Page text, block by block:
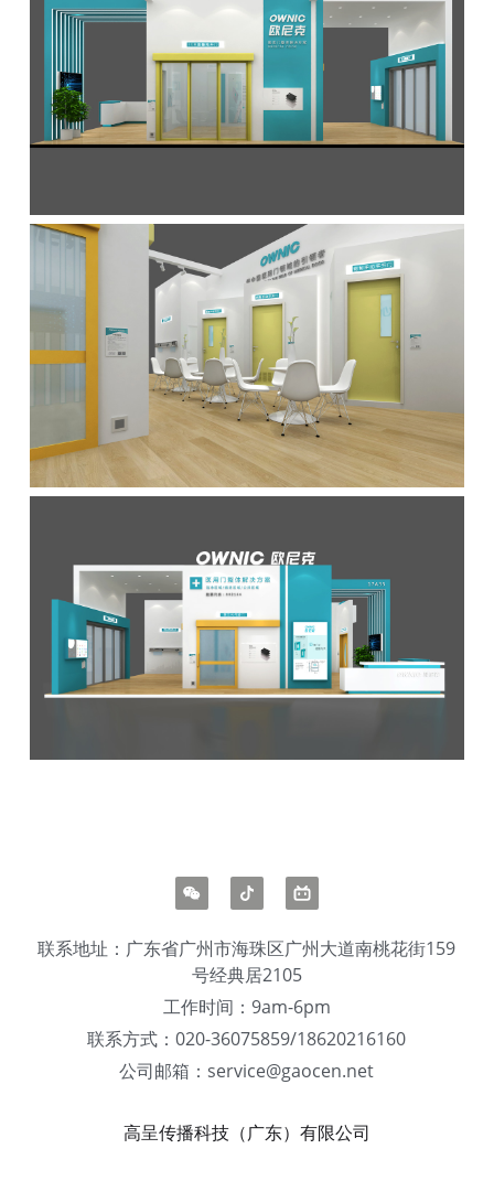
联系地址：广东省广州市海珠区广州大道南桃花街159
号经典居2105
工作时间：9am-6pm
联系方式：020-36075859/18620216160
公司邮箱：service@gaocen.net
高呈传播科技（广东）有限公司